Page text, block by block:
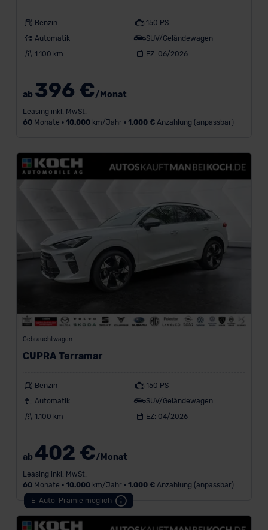
Benzin
150 PS
Automatik
SUV/Geländewagen
1.100 km
EZ: 06/2026
ab 396 €/Monat
Leasing inkl. MwSt.
60Monate • 10.000km/Jahr • 1.000 €Anzahlung (anpassbar)
Gebrauchtwagen
CUPRA Terramar
Benzin
150 PS
Automatik
SUV/Geländewagen
1.100 km
EZ: 04/2026
ab 402 €/Monat
Leasing inkl. MwSt.
60Monate • 10.000km/Jahr • 1.000 €Anzahlung (anpassbar)
E-Auto-Prämie möglich